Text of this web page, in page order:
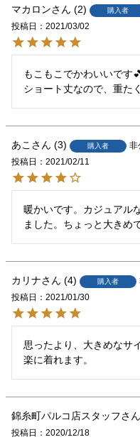
マカロン 2 購入者
投稿日
2021/03/02
もこもこでかわいいです
あこ 3 購入者
非
投稿日
2021/02/11
暖かいです。カジュアル
ました。ちょっと大きめ
カリナ 4 購入者
投稿日
2021/01/30
思ったより、大きめなサ
楽に着れます。
錦糸町パルコ店スタッフ
投稿日
2020/12/18